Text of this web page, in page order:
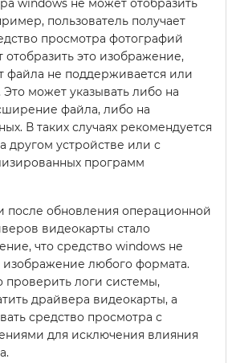
windows не может отобразить
пользователь получает
просмотра фотографий
это изображение,
файла не поддерживается или
может указывать либо на
файла, либо на
В таких случаях рекомендуется
другом устройстве или с
программ
после обновления операционной
видеокарты стало
что средство windows не
изображение любого формата.
проверить логи системы,
драйвера видеокарты, а
средство просмотра с
для исключения влияния